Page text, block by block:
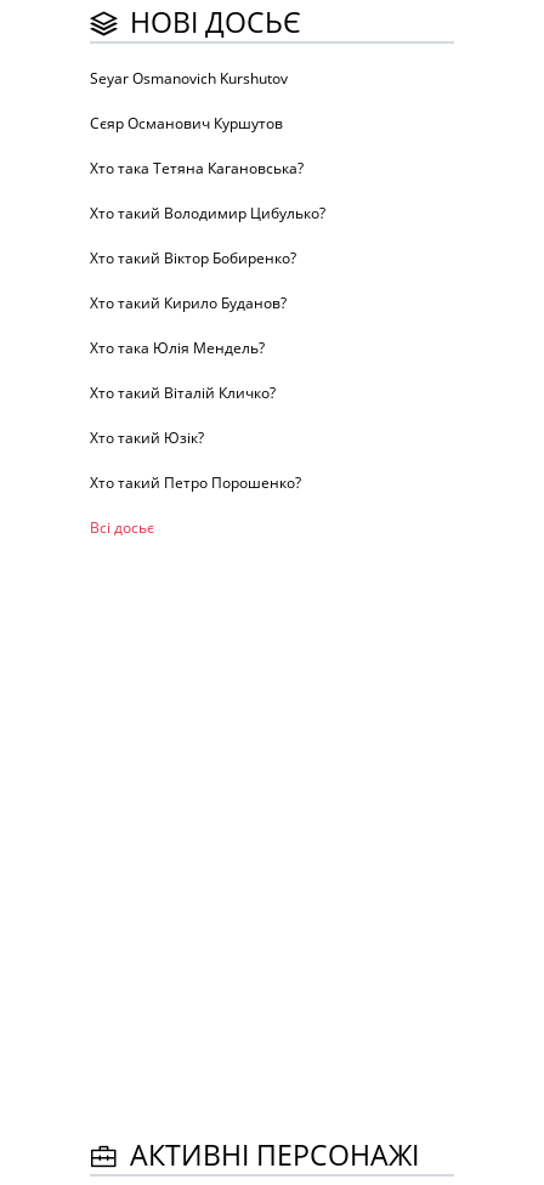
НОВІ ДОСЬЄ
Seyar Osmanovich Kurshutov
Сєяр Османович Куршутов
Хто така Тетяна Кагановська?
Хто такий Володимир Цибулько?
Хто такий Віктор Бобиренко?
Хто такий Кирило Буданов?
Хто така Юлія Мендель?
Хто такий Віталій Кличко?
Хто такий Юзік?
Хто такий Петро Порошенко?
Всі досьє
АКТИВНІ ПЕРСОНАЖІ